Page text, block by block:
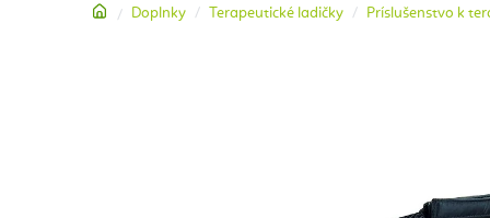
DomovDoplnky Terapeutické ladičky Príslušenstvo k